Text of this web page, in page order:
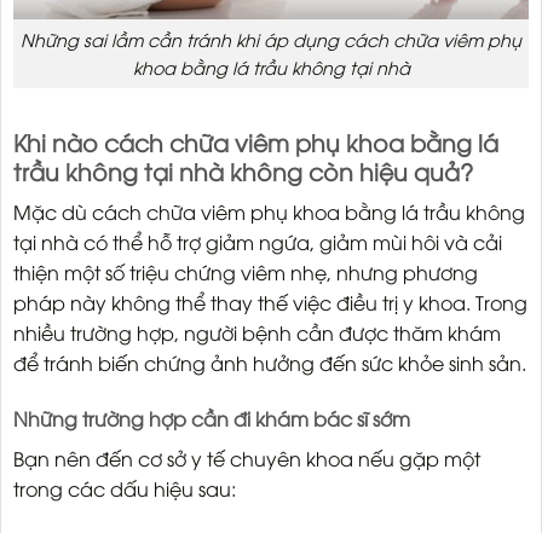
Những sai lầm cần tránh khi áp dụng cách chữa viêm phụ
khoa bằng lá trầu không tại nhà
Khi nào cách chữa viêm phụ khoa bằng lá
trầu không tại nhà không còn hiệu quả?
Mặc dù cách chữa viêm phụ khoa bằng lá trầu không
tại nhà có thể hỗ trợ giảm ngứa, giảm mùi hôi và cải
thiện một số triệu chứng viêm nhẹ, nhưng phương
pháp này không thể thay thế việc điều trị y khoa. Trong
nhiều trường hợp, người bệnh cần được thăm khám
để tránh biến chứng ảnh hưởng đến sức khỏe sinh sản.
Những trường hợp cần đi khám bác sĩ sớm
Bạn nên đến cơ sở y tế chuyên khoa nếu gặp một
trong các dấu hiệu sau: